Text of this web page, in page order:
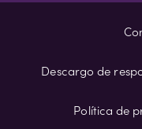
Descargo de
Política de